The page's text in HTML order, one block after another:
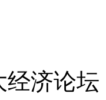
经济论